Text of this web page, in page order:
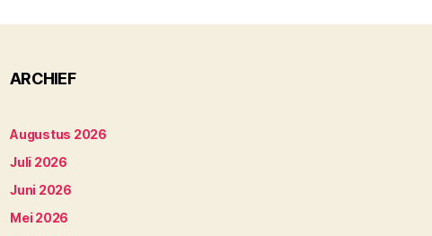
ARCHIEF
Augustus 2026
Juli 2026
Juni 2026
Mei 2026